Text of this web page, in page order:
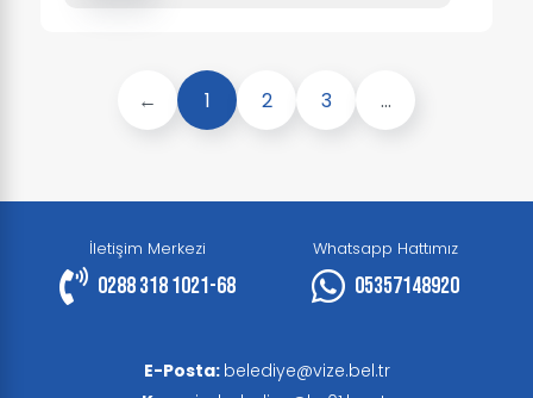
← 1 2 3 ...
İletişim Merkezi
0288 318 1021-68
Whatsapp Hattımız
05357148920
E-Posta: belediye@vize.bel.tr